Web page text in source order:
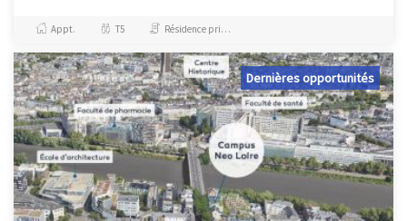
à 300 m de l’Université de...
Appt. T5 Résidence principale / PTZ, Investissement et Défiscalisation
Dernières opportunités